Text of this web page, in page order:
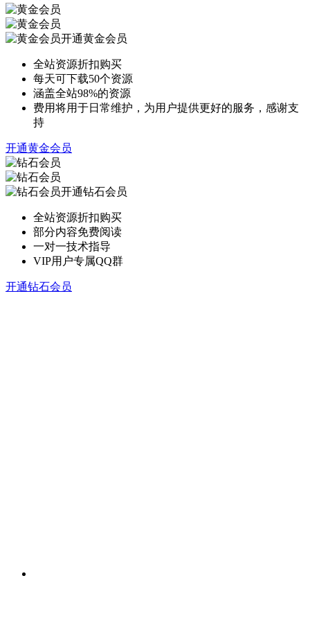
开通黄金会员
全站资源折扣购买
每天可下载50个资源
涵盖全站98%的资源
费用将用于日常维护，为用户提供更好的服务，感谢支
持
开通黄金会员
开通钻石会员
全站资源折扣购买
部分内容免费阅读
一对一技术指导
VIP用户专属QQ群
开通钻石会员